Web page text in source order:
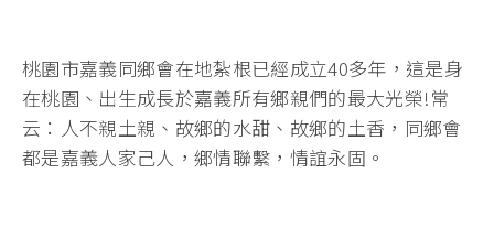
桃園市嘉義同鄉會在地紮根已經成立40多年，這是身
在桃園、出生成長於嘉義所有鄉親們的最大光榮!常
云：人不親土親、故鄉的水甜、故鄉的土香，同鄉會
都是嘉義人家己人，鄉情聯繫，情誼永固。